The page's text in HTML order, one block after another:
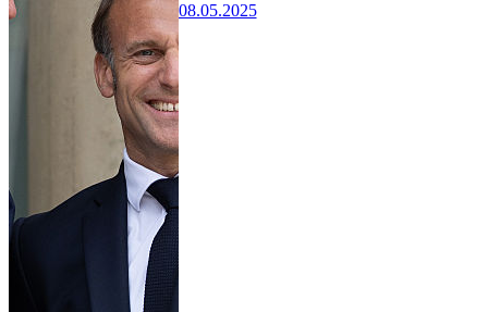
08.05.2025